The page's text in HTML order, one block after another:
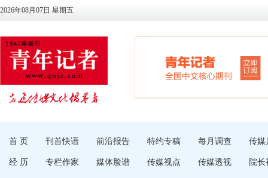
2026年08月07日 星期五
首 页 刊首快语 前沿报告 特约专稿 每月调查 传媒
经 历 专栏作家 媒体脸谱 传媒视点 传媒透视 院长